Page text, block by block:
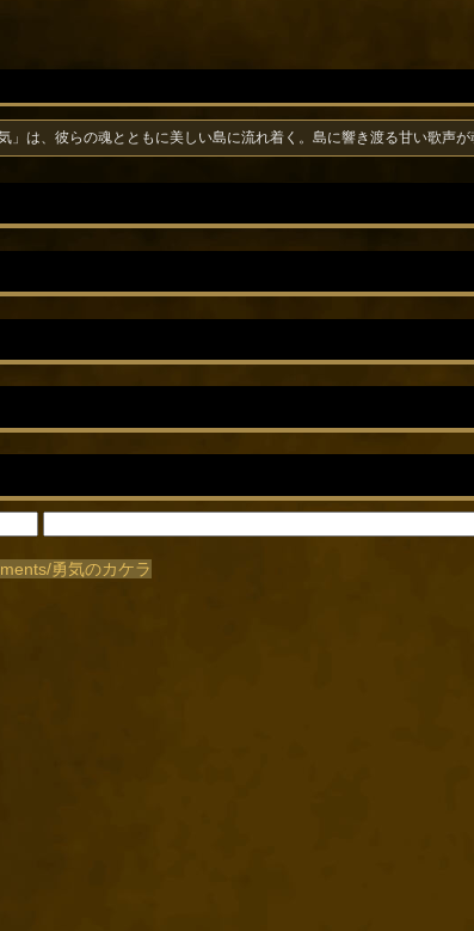
」は、彼らの魂とともに美しい島に流れ着く。島に響き渡る甘い歌声
勇気のカケラ